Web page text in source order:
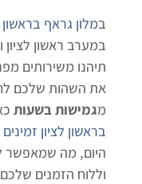
במלון גראף בראשון
במערב ראשון לציון
תיהנו משירותים
את השהות שלכם
מגמישות בשעות
בראשון לציון
היום, מה שמאפשר
וללוח הזמנים